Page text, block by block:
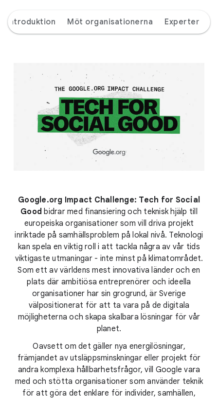
Introduktion Möt organisationerna Experter
Google.org Impact Challenge: Tech for Social
Good bidrar med finansiering och teknisk hjälp till
europeiska organisationer som vill driva projekt
inriktade på samhällsproblem på lokal nivå. Teknologi
kan spela en viktig roll i att tackla några av vår tids
viktigaste utmaningar - inte minst på klimatområdet.
Som ett av världens mest innovativa länder och en
plats där ambitiösa entreprenörer och ideella
organisationer har sin grogrund, är Sverige
välpositionerat för att ta vara på de digitala
möjligheterna och skapa skalbara lösningar för vår
planet.
Oavsett om det gäller nya energilösningar,
främjandet av utsläppsminskningar eller projekt för
andra komplexa hållbarhetsfrågor, vill Google vara
med och stötta organisationer som använder teknik
för att göra det enklare för individer, samhällen,